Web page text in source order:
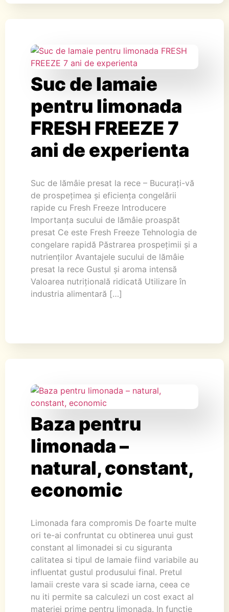
Suc de lamaie
pentru limonada
FRESH FREEZE 7
ani de experienta
Suc de lămâie presat la rece – Bucurați-vă
de prospețimea și eficiența congelării
rapide cu Fresh Freeze Introducere
Importanța sucului de lămâie proaspăt
presat Ce este Fresh Freeze Tehnologia de
congelare rapidă Păstrarea prospețimii și a
nutrienților Avantajele sucului de lămâie
presat la rece Gustul și aroma intensă
Valoarea nutrițională ridicată Utilizare în
industria alimentară […]
Baza pentru
limonada –
natural, constant,
economic
Limonada fara compromis De foarte multe
ori te-ai confruntat cu obtinerea unui gust
constant al limonadei si cu siguranta
calitatea si tipul de lamaie fiind variabile au
influentat gustul produsului final. Pretul
lamaii creste vara si scade iarna, ceea ce
nu iti permite sa calculezi un cost exact al
materiei prime pentru limonada. In functie